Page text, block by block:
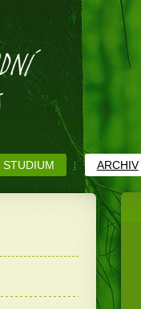
STUDIUM ARCHIV